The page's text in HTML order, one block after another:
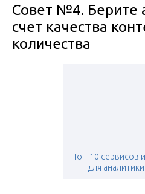
Совет №4. Берите
счет качества
количества
Топ-10 сервисов
для